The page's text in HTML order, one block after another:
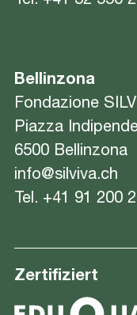
Bellinzona
Fondazione
Piazza
6500 Bellinzona
info@silviva.ch
Tel. +41 91 200
Zertifiziert